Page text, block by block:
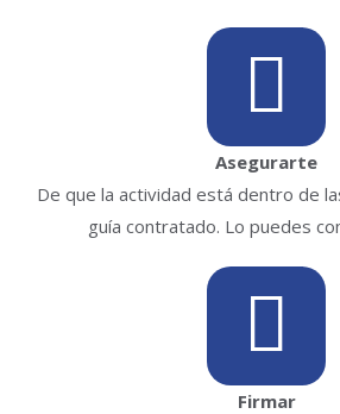
Asegurarte
De que la actividad está dentro de
guía contratado. Lo puedes
Firmar